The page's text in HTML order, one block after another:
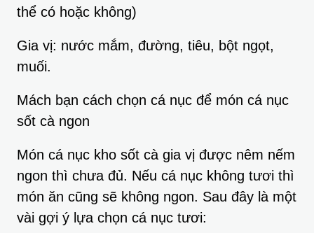
thể có hoặc không)
Gia vị: nước mắm, đường, tiêu, bột ngọt,
muối.
Mách bạn cách chọn cá nục để món cá nục
sốt cà ngon
Món cá nục kho sốt cà gia vị được nêm nếm
ngon thì chưa đủ. Nếu cá nục không tươi thì
món ăn cũng sẽ không ngon. Sau đây là một
vài gợi ý lựa chọn cá nục tươi: